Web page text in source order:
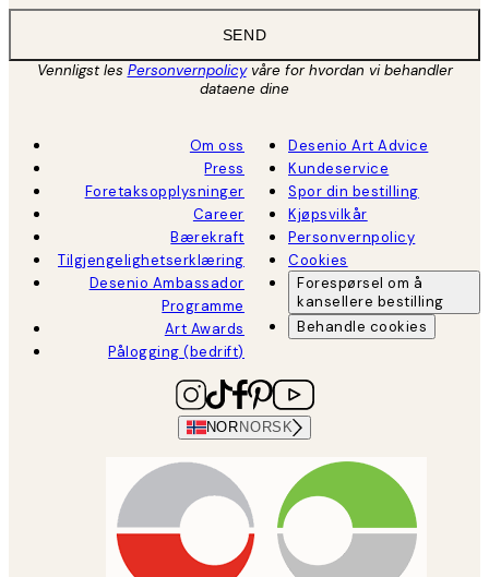
SEND
Vennligst les Personvernpolicyvåre for hvordan vi behandler
dataene dine
Om oss
Press
Foretaksopplysninger
Career
Bærekraft
Tilgjengelighetserklæring
Desenio Ambassador
Programme
Art Awards
Pålogging (bedrift)
Desenio Art Advice
Kundeservice
Spor din bestilling
Kjøpsvilkår
Personvernpolicy
Cookies
Forespørsel om å
kansellere bestilling
Behandle cookies
NOR NORSK